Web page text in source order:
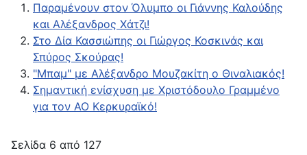
Παραμένουν στον Όλυμπο οι Γιάννης Καλούδης
και Αλέξανδρος Χάτζι!
Στο Δία Κασσιώπης οι Γιώργος Κοσκινάς και
Σπύρος Σκούρας!
"Μπαμ" με Αλέξανδρο Μουζακίτη ο Θιναλιακός!
Σημαντική ενίσχυση με Χριστόδουλο Γραμμένο
για τον ΑΟ Κερκυραϊκό!
Σελίδα 6 από 127